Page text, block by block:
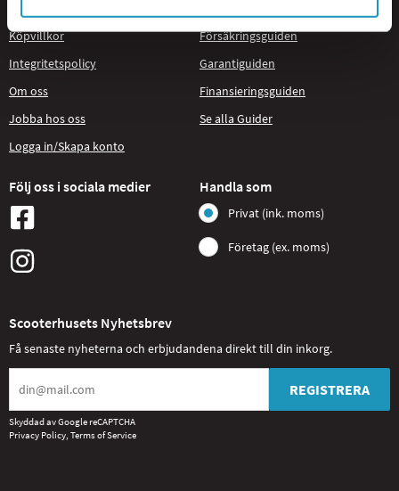
Köpvillkor
Integritetspolicy
Om oss
Jobba hos oss
Logga in/Skapa konto
Försäkringsguiden
Garantiguiden
Finansieringsguiden
Se alla Guider
Följ oss i sociala medier Handla som
Privat (ink. moms)
Företag (ex. moms)
Scooterhusets Nyhetsbrev
Få senaste nyheterna och erbjudandena direkt till din inkorg.
REGISTRERA
Skyddad av Google reCAPTCHA
Privacy Policy, Terms of Service